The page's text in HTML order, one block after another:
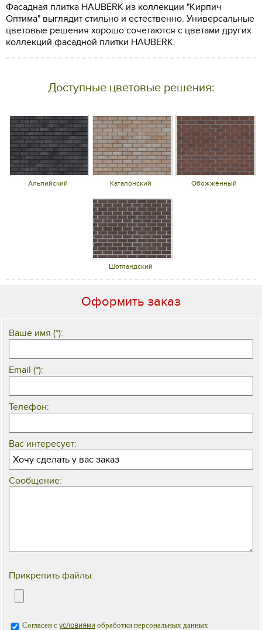
Фасадная плитка HAUBERK из коллекции "Кирпич
Оптима" выглядит стильно и естественно. Универсальные
цветовые решения хорошо сочетаются с цветами других
коллекций фасадной плитки HAUBERK.
Доступные цветовые решения:
Альпийский Каталонский Обожжённый
Шотландский
Оформить заказ
Ваше имя (*):
Email (*):
Телефон:
Вас интересует:
Сообщение:
Прикрепить файлы:
Согласен с условиями обработки персональных данных